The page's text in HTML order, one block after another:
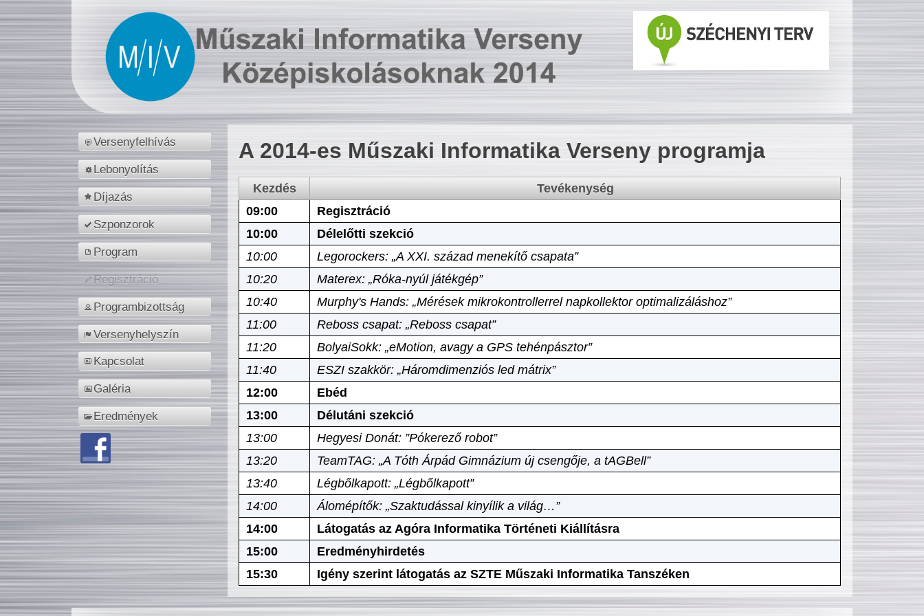
Versenyfelhívás
Lebonyolítás
Díjazás
Szponzorok
Program
Regisztráció
Programbizottság
Versenyhelyszín
Kapcsolat
Galéria
Eredmények
A 2014-es Műszaki Informatika Verseny programja
Kezdés
Tevékenység
09:00
Regisztráció
10:00
Délelőtti szekció
10:00
Legorockers: „A XXI. század menekítő csapata”
10:20
Materex: „Róka-nyúl játékgép”
10:40
Murphy's Hands: „Mérések mikrokontrollerrel napkollektor optimalizáláshoz”
11:00
Reboss csapat: „Reboss csapat”
11:20
BolyaiSokk: „eMotion, avagy a GPS tehénpásztor”
11:40
ESZI szakkör: „Háromdimenziós led mátrix”
12:00
Ebéd
13:00
Délutáni szekció
13:00
Hegyesi Donát: ”Pókerező robot”
13:20
TeamTAG: „A Tóth Árpád Gimnázium új csengője, a tAGBell”
13:40
Légbőlkapott: „Légbőlkapott”
14:00
Álomépítők: „Szaktudással kinyílik a világ…”
14:00
Látogatás az Agóra Informatika Történeti Kiállításra
15:00
Eredményhirdetés
15:30
Igény szerint látogatás az SZTE Műszaki Informatika Tanszéken